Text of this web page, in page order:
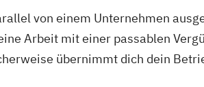
von einem Unternehmen
Arbeit mit einer passablen
übernimmt dich dein